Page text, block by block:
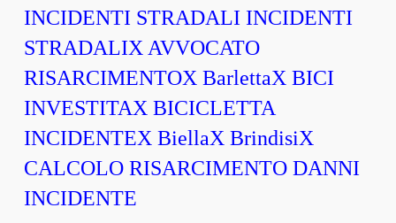
INCIDENTI STRADALI INCIDENTI
STRADALIX AVVOCATO
RISARCIMENTOX BarlettaX BICI
INVESTITAX BICICLETTA
INCIDENTEX BiellaX BrindisiX
CALCOLO RISARCIMENTO DANNI
INCIDENTE